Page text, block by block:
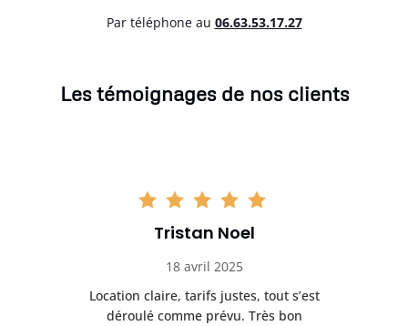
Par téléphone au 06.63.53.17.27
Les témoignages de nos clients
Tristan Noel
18 avril 2025
Location claire, tarifs justes, tout s’est
déroulé comme prévu. Très bon